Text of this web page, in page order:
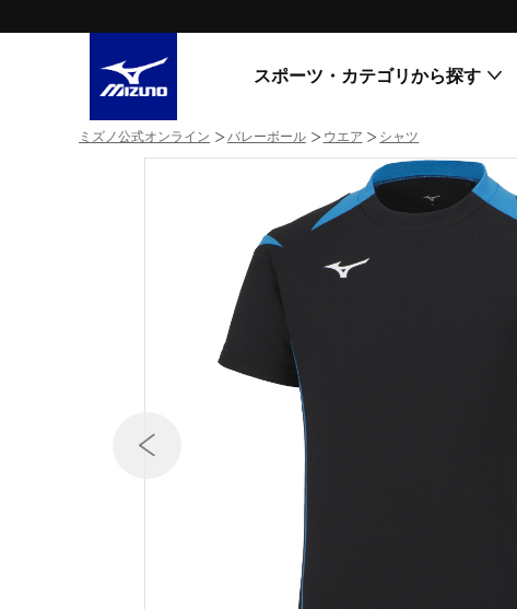
スポーツ・カテゴリから探す
スニーカー スニーカー
すべてのシリーズ
MORELIA LS
コラボレーション
その他シリーズ
ミズノ公式オンライン バレーボール ウエア シャツ